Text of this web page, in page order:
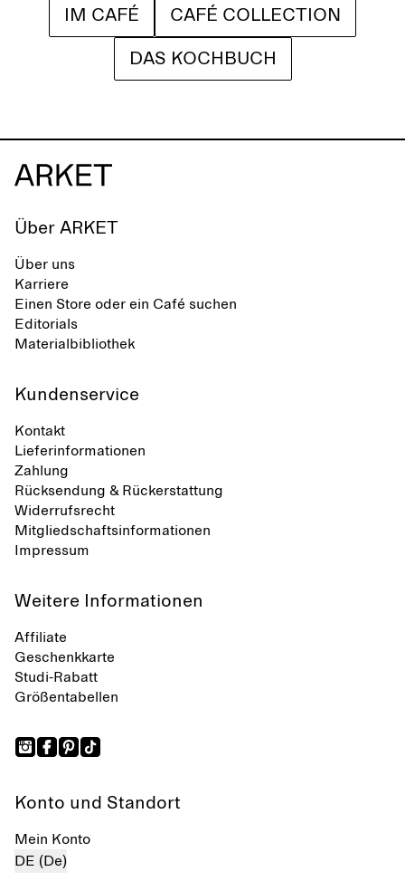
IM CAFÉ CAFÉ COLLECTION
DAS KOCHBUCH
Über ARKET
Über uns
Karriere
Einen Store oder ein Café suchen
Editorials
Materialbibliothek
Kundenservice
Kontakt
Lieferinformationen
Zahlung
Rücksendung & Rückerstattung
Widerrufsrecht
Mitgliedschaftsinformationen
Impressum
Weitere Informationen
Affiliate
Geschenkkarte
Studi-Rabatt
Größentabellen
Konto und Standort
Mein Konto
DE (De)